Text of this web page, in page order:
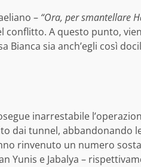
– “Ora, per smantellare
A questo punto,
sia anch’egli così
inarrestabile
dai tunnel, abbandonando
rinvenuto un numero
Yunis e Jabalya –